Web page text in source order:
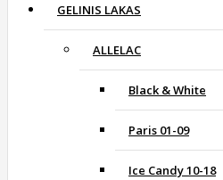
GELINIS LAKAS
ALLELAC
Black & White
Paris 01-09
Ice Candy 10-18